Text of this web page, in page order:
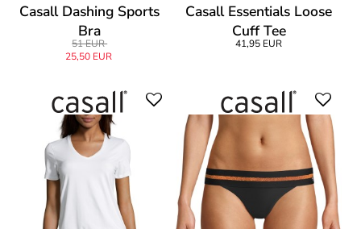
Casall Dashing Sports
Bra
51 EUR
25,50 EUR
Casall Essentials Loose
Cuff Tee
41,95 EUR